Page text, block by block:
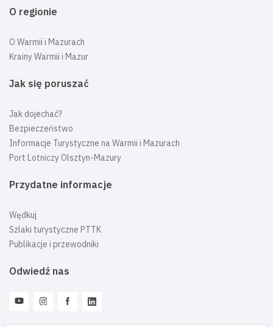
O regionie
O Warmii i Mazurach
Krainy Warmii i Mazur
Jak się poruszać
Jak dojechać?
Bezpieczeństwo
Informacje Turystyczne na Warmii i Mazurach
Port Lotniczy Olsztyn-Mazury
Przydatne informacje
Wędkuj
Szlaki turystyczne PTTK
Publikacje i przewodniki
Odwiedź nas